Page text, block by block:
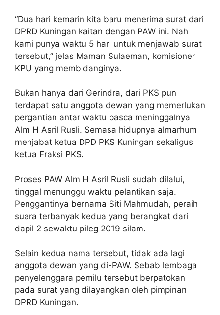
“Dua hari kemarin kita baru menerima surat dari
DPRD Kuningan kaitan dengan PAW ini. Nah
kami punya waktu 5 hari untuk menjawab surat
tersebut,” jelas Maman Sulaeman, komisioner
KPU yang membidanginya.
Bukan hanya dari Gerindra, dari PKS pun
terdapat satu anggota dewan yang memerlukan
pergantian antar waktu pasca meninggalnya
Alm H Asril Rusli. Semasa hidupnya almarhum
menjabat ketua DPD PKS Kuningan sekaligus
ketua Fraksi PKS.
Proses PAW Alm H Asril Rusli sudah dilalui,
tinggal menunggu waktu pelantikan saja.
Penggantinya bernama Siti Mahmudah, peraih
suara terbanyak kedua yang berangkat dari
dapil 2 sewaktu pileg 2019 silam.
Selain kedua nama tersebut, tidak ada lagi
anggota dewan yang di-PAW. Sebab lembaga
penyelenggara pemilu tersebut berpatokan
pada surat yang dilayangkan oleh pimpinan
DPRD Kuningan.